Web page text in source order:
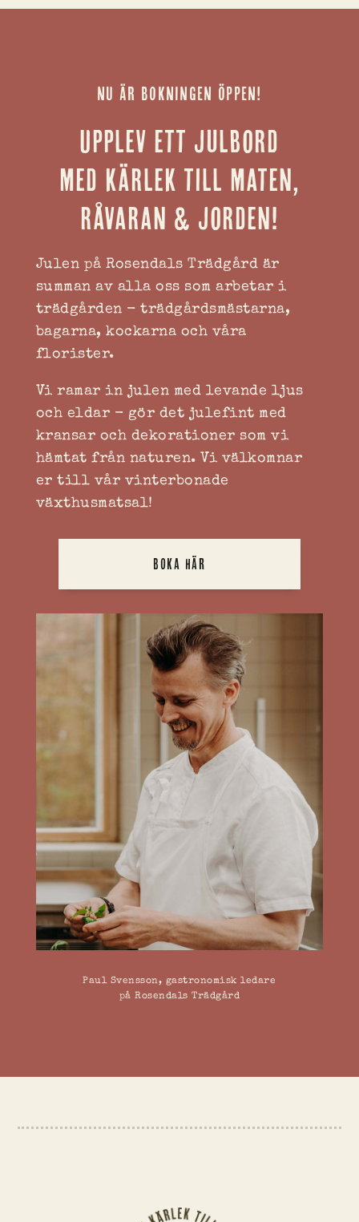
NU ÄR BOKNINGEN ÖPPEN!
Upplev ett julbord
med kärlek till maten,
råvaran & jorden!
Julen på Rosendals Trädgård är
summan av alla oss som arbetar i
trädgården - trädgårdsmästarna,
bagarna, kockarna och våra
florister.
Vi ramar in julen med levande ljus
och eldar - gör det julefint med
kransar och dekorationer som vi
hämtat från naturen. Vi välkomnar
er till vår vinterbonade
växthusmatsal!
BOKA HÄR
Paul Svensson, gastronomisk ledare
på Rosendals Trädgård